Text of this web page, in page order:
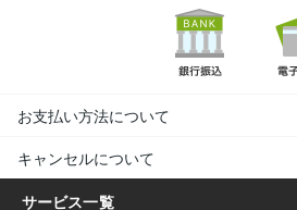
お支払い方法について
キャンセルについて